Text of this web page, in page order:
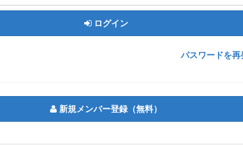
ログイン
パスワードを再
新規メンバー登録（無料）